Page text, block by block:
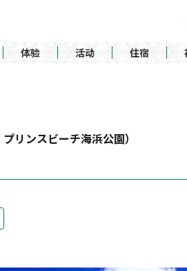
体验 活动 住宿
プリンスビーチ海浜公園）